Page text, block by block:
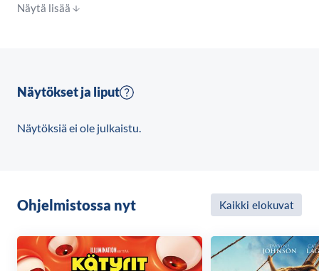
häntä kahleistaan. Hän tajuaa, että vaikean
Näytä lisää
Näytökset ja liput
Näytöksiä ei ole julkaistu.
Ohjelmistossa nyt Kaikki elokuvat